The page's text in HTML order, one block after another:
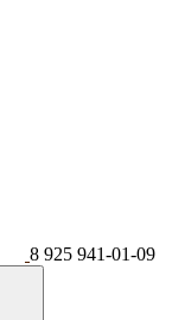
8 925 941-01-09